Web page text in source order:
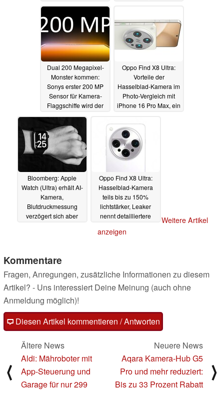
Dual 200 Megapixel-
Monster kommen:
Sonys erster 200 MP
Sensor für Kamera-
Flaggschiffe wird der
24.03.2025
Oppo Find X8 Ultra:
Vorteile der
Hasselblad-Kamera im
Photo-Vergleich mit
iPhone 16 Pro Max, ein
Launchtermin
Bloomberg: Apple
Watch (Ultra) erhält AI-
Kamera,
Blutdruckmessung
verzögert sich aber
Oppo Find X8 Ultra:
Hasselblad-Kamera
teils bis zu 150%
lichtstärker, Leaker
nennt detailliertere
Weitere Artikel
anzeigen
Kommentare
Fragen, Anregungen, zusätzliche Informationen zu diesem
Artikel? - Uns interessiert Deine Meinung (auch ohne
Anmeldung möglich)!
Diesen Artikel kommentieren / Antworten
⟨
Ältere News
Aldi: Mähroboter mit
App-Steuerung und
Garage für nur 299
Neuere News
Aqara Kamera-Hub G5
Pro und mehr reduziert:
Bis zu 33 Prozent Rabatt
⟩